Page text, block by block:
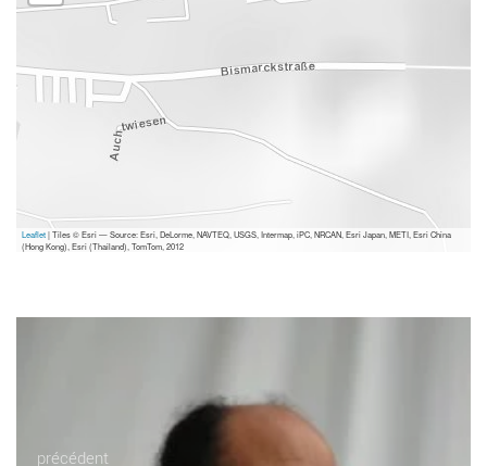
Leaflet| Tiles © Esri — Source: Esri, DeLorme, NAVTEQ, USGS, Intermap, iPC, NRCAN, Esri Japan, METI, Esri China
(Hong Kong), Esri (Thailand), TomTom, 2012
précédent